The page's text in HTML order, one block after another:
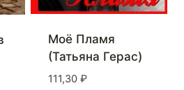
Моё Пламя
(Татьяна Герас)
111,30 ₽